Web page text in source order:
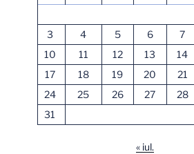
3
4 5 6 7
10
11 12 13 14
17
18 19 20 21
24
25 26 27 28
31
« iul.